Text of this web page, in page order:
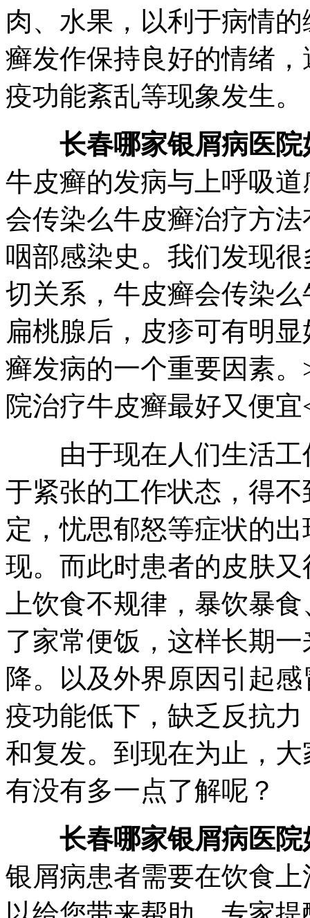
肉、水果，以利于病情
癣发作保持良好的情绪
疫功能紊乱等现象发生。
长春哪家银屑病医院
牛皮癣的发病与上呼吸
会传染么牛皮癣治疗方
咽部感染史。我们发现
切关系，牛皮癣会传染
扁桃腺后，皮疹可有明
癣发病的一个重要因素
院治疗牛皮癣最好又便宜
由于现在人们生活工
于紧张的工作状态，得
定，忧思郁怒等症状的
现。而此时患者的皮肤
上饮食不规律，暴饮暴
了家常便饭，这样长期
降。以及外界原因引起
疫功能低下，缺乏反抗
和复发。到现在为止，大
有没有多一点了解呢？
长春哪家银屑病医院
银屑病患者需要在饮食